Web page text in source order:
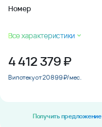
Номер
Все характеристики
4 412 379₽
В ипотеку от 20 899 ₽/мес.
Получить предложение